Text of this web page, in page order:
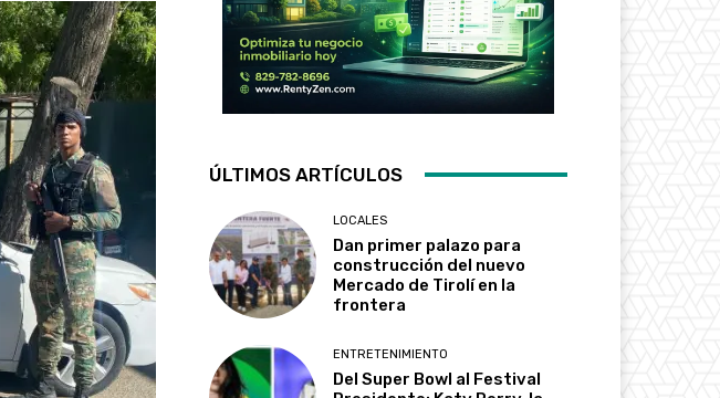
ÚLTIMOS ARTÍCULOS
LOCALES
Dan primer palazo para
construcción del nuevo
Mercado de Tirolí en la
frontera
ENTRETENIMIENTO
Del Super Bowl al Festival